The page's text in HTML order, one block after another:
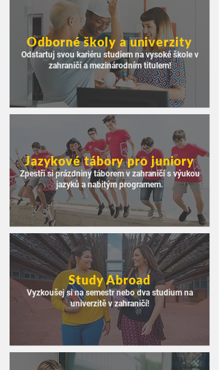
Odborné školy a univerzity
Odstartuj svou kariéru studiem na vysoké škole v
zahraničí a mezinárodním titulem!
Jazykové tábory pro juniory
Zpestři si prázdniny táborem v zahraničí s výukou
jazyků a nabitým programem.
Study Abroad
Vyzkoušej si na semestr nebo dva studium na
univerzitě v zahraničí!